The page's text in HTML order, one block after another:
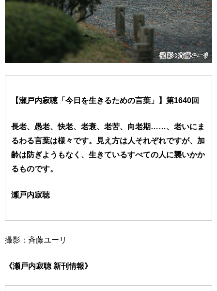
【瀬戸内寂聴「今日を生きるための言葉」】第1640回
長老、愚老、快老、老衰、老苦、向老期……、老いにま
るわる言葉は様々です。見え方は人それぞれですが、加
齢は防ぎようもなく、生きているすべての人に襲いかか
るものです。
瀬戸内寂聴
撮影：斉藤ユーリ
《瀬戸内寂聴 新刊情報》